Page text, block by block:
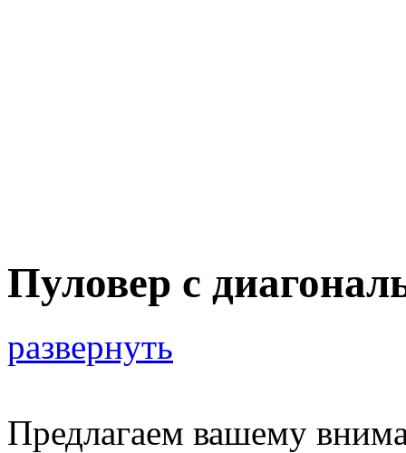
Пуловер с
развернуть
Предлагаем вашему